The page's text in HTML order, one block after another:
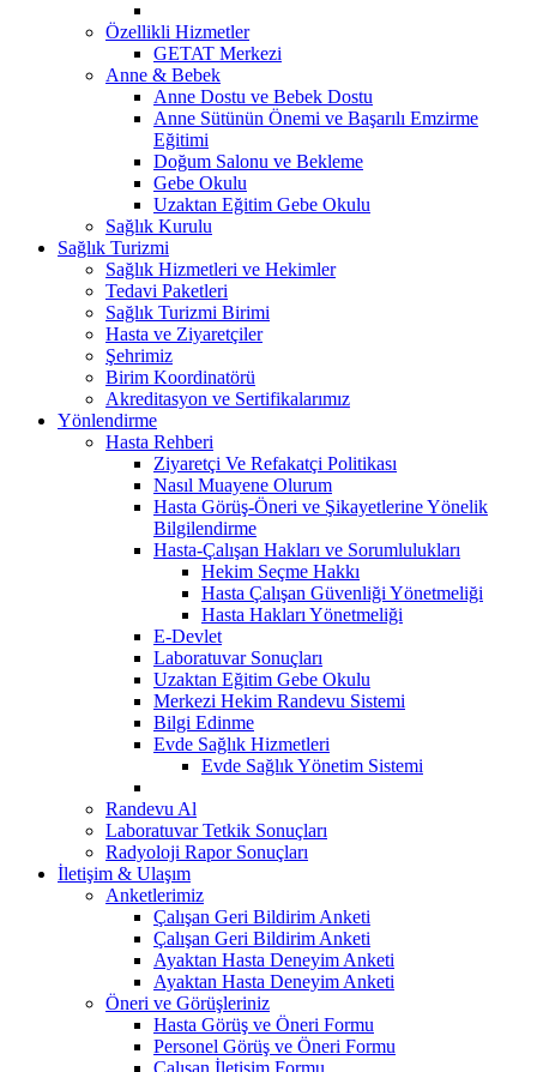
Özellikli Hizmetler
GETAT Merkezi
Anne & Bebek
Anne Dostu ve Bebek Dostu
Anne Sütünün Önemi ve Başarılı Emzirme
Eğitimi
Doğum Salonu ve Bekleme
Gebe Okulu
Uzaktan Eğitim Gebe Okulu
Sağlık Kurulu
Sağlık Turizmi
Sağlık Hizmetleri ve Hekimler
Tedavi Paketleri
Sağlık Turizmi Birimi
Hasta ve Ziyaretçiler
Şehrimiz
Birim Koordinatörü
Akreditasyon ve Sertifikalarımız
Yönlendirme
Hasta Rehberi
Ziyaretçi Ve Refakatçi Politikası
Nasıl Muayene Olurum
Hasta Görüş-Öneri ve Şikayetlerine Yönelik
Bilgilendirme
Hasta-Çalışan Hakları ve Sorumlulukları
Hekim Seçme Hakkı
Hasta Çalışan Güvenliği Yönetmeliği
Hasta Hakları Yönetmeliği
E-Devlet
Laboratuvar Sonuçları
Uzaktan Eğitim Gebe Okulu
Merkezi Hekim Randevu Sistemi
Bilgi Edinme
Evde Sağlık Hizmetleri
Evde Sağlık Yönetim Sistemi
Randevu Al
Laboratuvar Tetkik Sonuçları
Radyoloji Rapor Sonuçları
İletişim & Ulaşım
Anketlerimiz
Çalışan Geri Bildirim Anketi
Çalışan Geri Bildirim Anketi
Ayaktan Hasta Deneyim Anketi
Ayaktan Hasta Deneyim Anketi
Öneri ve Görüşleriniz
Hasta Görüş ve Öneri Formu
Personel Görüş ve Öneri Formu
Çalışan İletişim Formu